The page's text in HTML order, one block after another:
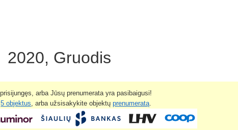
2020, Gruodis
arba Jūsų prenumerata yra pasibaigusi!
5 objektus , arba užsisakykite objektųprenumeratą